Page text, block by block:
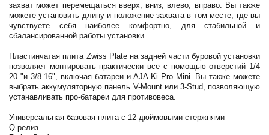
захват может перемещаться вверх, вниз, влево, вправо. Вы также
можете установить длину и положение захвата в том месте, где вы
чувствуете себя наиболее комфортно, для стабильной и
сбалансированной работы установки.
Пластинчатая плита Zwiss Plate на задней части буровой установки
позволяет монтировать практически все с помощью отверстий 1/4
20 "и 3/8 16", включая батареи и AJA Ki Pro Mini. Вы также можете
выбрать аккумуляторную панель V-Mount или 3-Stud, позволяющую
устанавливать про-батареи для противовеса.
Универсальная базовая плита с 12-дюймовыми стержнями
Q-релиз